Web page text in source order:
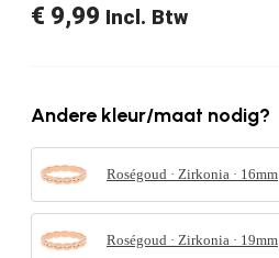
€ 9,99 Incl. Btw
Andere kleur/maat nodig?
Roségoud · Zirkonia · 16mm
Roségoud · Zirkonia · 19mm